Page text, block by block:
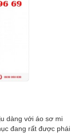
dàng với áo sơ mi
đang rất được phái